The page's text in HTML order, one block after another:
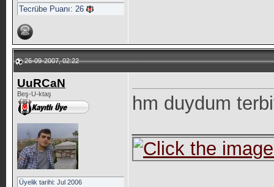
Tecrübe Puanı: 26
26-09-2007, 02:22
UuRCaN
Beş-U-ktaş
Üyelik tarihi: Jul 2006
hm duydum